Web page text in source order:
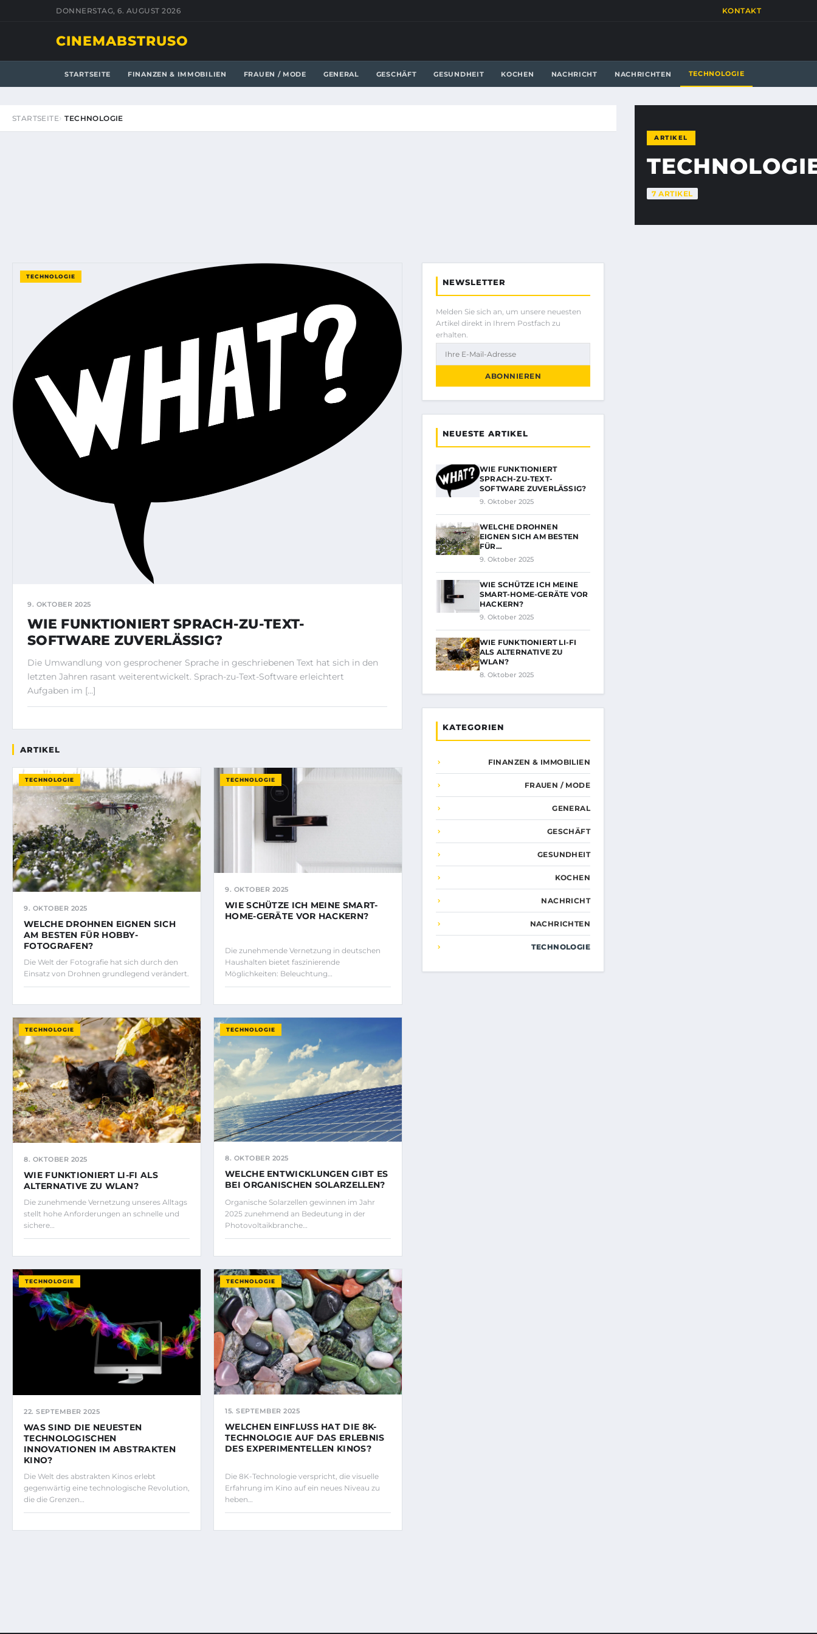
DONNERSTAG, 6. AUGUST 2026 KONTAKT
CINEMABSTRUSO
STARTSEITE FINANZEN & IMMOBILIEN FRAUEN / MODE GENERAL GESCHÄFT GESUNDHEIT KOCHEN NACHRICHT NACHRICHTEN TECHNOLOGIE
STARTSEITE TECHNOLOGIE
ARTIKEL
7 ARTIKEL
TECHNOLOGIE
9. OKTOBER 2025
WIE FUNKTIONIERT SPRACH-ZU-TEXT-
SOFTWARE ZUVERLÄSSIG?
Die Umwandlung von gesprochener Sprache in geschriebenen Text hat sich in den
letzten Jahren rasant weiterentwickelt. Sprach-zu-Text-Software erleichtert
Aufgaben im […]
ARTIKEL
TECHNOLOGIE
9. OKTOBER 2025
WELCHE DROHNEN EIGNEN SICH
AM BESTEN FÜR HOBBY-
FOTOGRAFEN?
Die Welt der Fotografie hat sich durch den
Einsatz von Drohnen grundlegend verändert.
TECHNOLOGIE
9. OKTOBER 2025
WIE SCHÜTZE ICH MEINE SMART-
HOME-GERÄTE VOR HACKERN?
Die zunehmende Vernetzung in deutschen
Haushalten bietet faszinierende
Möglichkeiten: Beleuchtung…
TECHNOLOGIE
8. OKTOBER 2025
WIE FUNKTIONIERT LI-FI ALS
ALTERNATIVE ZU WLAN?
Die zunehmende Vernetzung unseres Alltags
stellt hohe Anforderungen an schnelle und
sichere…
TECHNOLOGIE
8. OKTOBER 2025
WELCHE ENTWICKLUNGEN GIBT ES
BEI ORGANISCHEN SOLARZELLEN?
Organische Solarzellen gewinnen im Jahr
2025 zunehmend an Bedeutung in der
Photovoltaikbranche…
TECHNOLOGIE
22. SEPTEMBER 2025
WAS SIND DIE NEUESTEN
TECHNOLOGISCHEN
INNOVATIONEN IM ABSTRAKTEN
KINO?
Die Welt des abstrakten Kinos erlebt
gegenwärtig eine technologische Revolution,
die die Grenzen…
TECHNOLOGIE
15. SEPTEMBER 2025
WELCHEN EINFLUSS HAT DIE 8K-
TECHNOLOGIE AUF DAS ERLEBNIS
DES EXPERIMENTELLEN KINOS?
Die 8K-Technologie verspricht, die visuelle
Erfahrung im Kino auf ein neues Niveau zu
heben…
NEWSLETTER
Melden Sie sich an, um unsere neuesten
Artikel direkt in Ihrem Postfach zu
erhalten.
ABONNIEREN
NEUESTE ARTIKEL
WIE FUNKTIONIERT
SPRACH-ZU-TEXT-
SOFTWARE ZUVERLÄSSIG?
9. Oktober 2025
WELCHE DROHNEN
EIGNEN SICH AM BESTEN
FÜR…
9. Oktober 2025
WIE SCHÜTZE ICH MEINE
SMART-HOME-GERÄTE VOR
HACKERN?
9. Oktober 2025
WIE FUNKTIONIERT LI-FI
ALS ALTERNATIVE ZU
WLAN?
8. Oktober 2025
KATEGORIEN
FINANZEN & IMMOBILIEN
FRAUEN / MODE
GENERAL
GESCHÄFT
GESUNDHEIT
KOCHEN
NACHRICHT
NACHRICHTEN
TECHNOLOGIE